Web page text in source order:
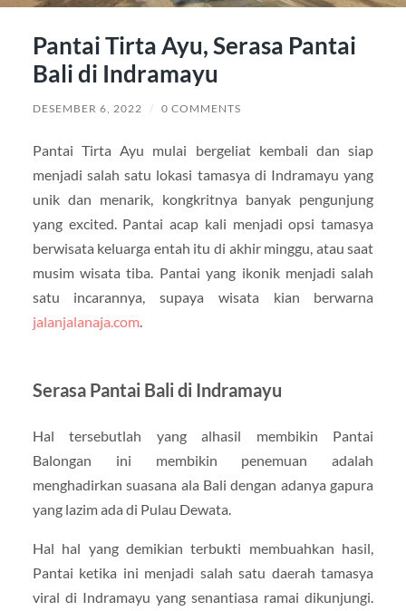
Pantai Tirta Ayu, Serasa Pantai
Bali di Indramayu
DESEMBER 6, 2022 / 0 COMMENTS
Pantai Tirta Ayu mulai bergeliat kembali dan siap
menjadi salah satu lokasi tamasya di Indramayu yang
unik dan menarik, kongkritnya banyak pengunjung
yang excited. Pantai acap kali menjadi opsi tamasya
berwisata keluarga entah itu di akhir minggu, atau saat
musim wisata tiba. Pantai yang ikonik menjadi salah
satu incarannya, supaya wisata kian berwarna
jalanjalanaja.com.
Serasa Pantai Bali di Indramayu
Hal tersebutlah yang alhasil membikin Pantai
Balongan ini membikin penemuan adalah
menghadirkan suasana ala Bali dengan adanya gapura
yang lazim ada di Pulau Dewata.
Hal hal yang demikian terbukti membuahkan hasil,
Pantai ketika ini menjadi salah satu daerah tamasya
viral di Indramayu yang senantiasa ramai dikunjungi.